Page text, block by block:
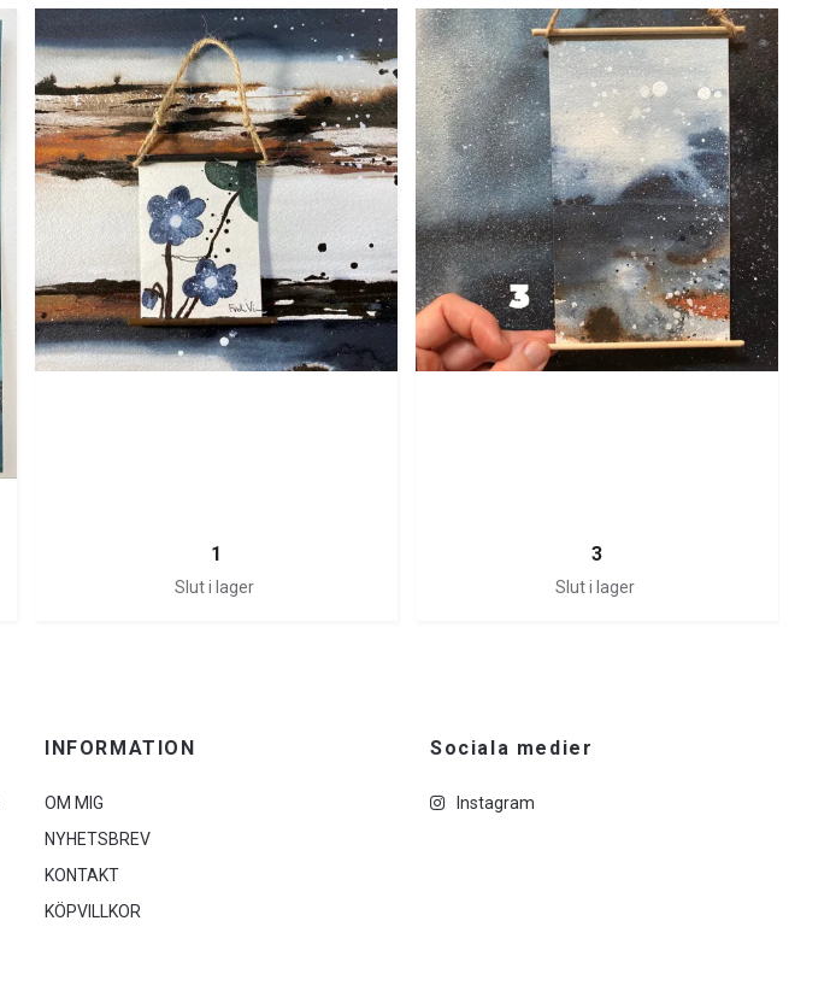
1
Slut i lager
3
Slut i lager
INFORMATION
OM MIG
NYHETSBREV
KONTAKT
KÖPVILLKOR
Sociala medier
Instagram